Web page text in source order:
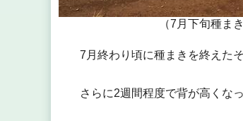
（7月下旬種ま
7月終わり頃に種まきを終えた
さらに2週間程度で背が高くな